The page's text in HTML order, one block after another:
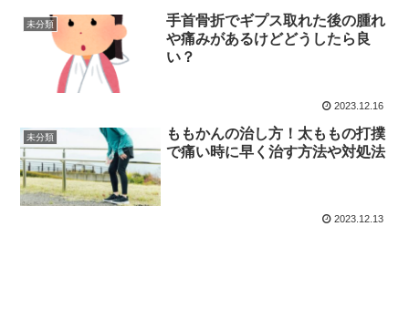
未分類
手首骨折でギプス取れた後の腫れ
や痛みがあるけどどうしたら良
い？
2023.12.16
未分類
ももかんの治し方！太ももの打撲
で痛い時に早く治す方法や対処法
2023.12.13